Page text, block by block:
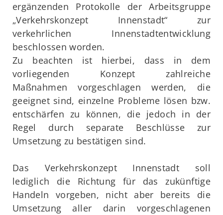
ergänzenden Protokolle der Arbeitsgruppe
„Verkehrskonzept Innenstadt“ zur
verkehrlichen Innenstadtentwicklung
beschlossen worden.
Zu beachten ist hierbei, dass in dem
vorliegenden Konzept zahlreiche
Maßnahmen vorgeschlagen werden, die
geeignet sind, einzelne Probleme lösen bzw.
entschärfen zu können, die jedoch in der
Regel durch separate Beschlüsse zur
Umsetzung zu bestätigen sind.
Das Verkehrskonzept Innenstadt soll
lediglich die Richtung für das zukünftige
Handeln vorgeben, nicht aber bereits die
Umsetzung aller darin vorgeschlagenen